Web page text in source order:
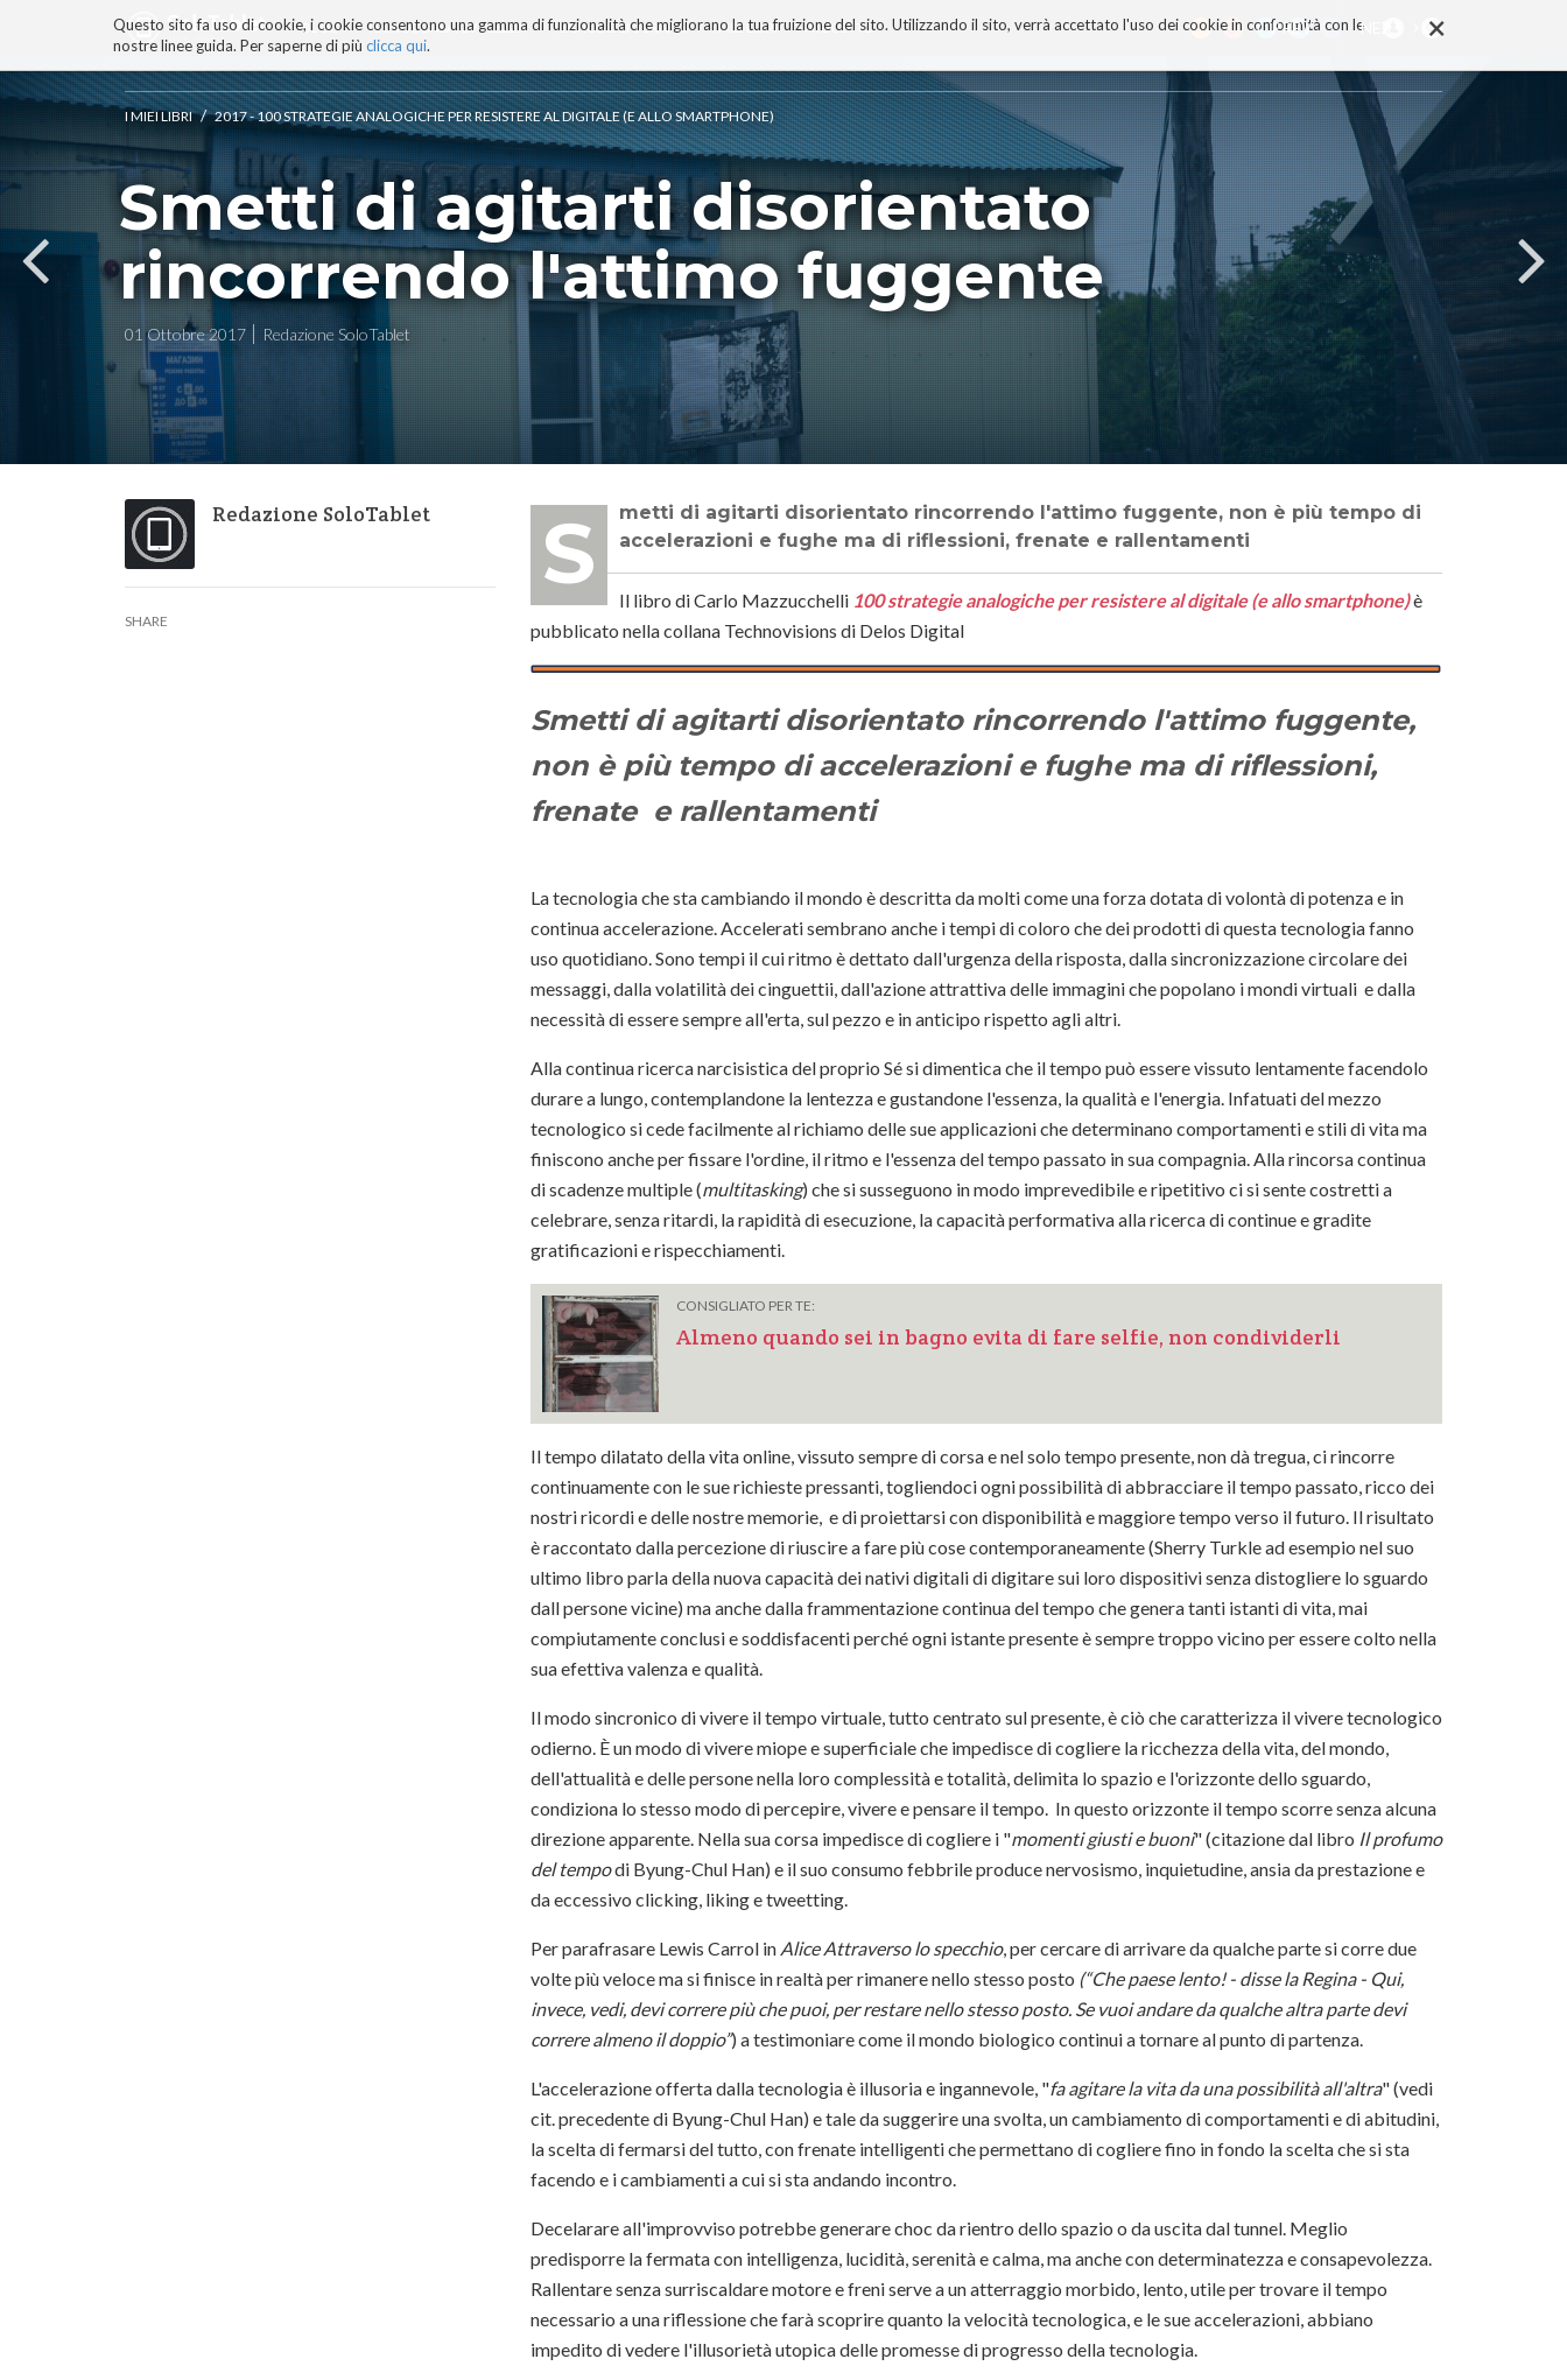
×
Questo sito fa uso di cookie, i cookie consentono una gamma di funzionalità che migliorano la tua fruizione del sito. Utilizzando il sito, verrà accettato l'uso dei cookie in conformità con le
nostre linee guida. Per saperne di più clicca qui.
BLOG TECNOCONSAPEVOLEZZA TECNOBIBLIOGRAFIA I MIEI LIBRI PROGETTO
ai
contenuti.
|
Salta
alla
navigazione
PREV NEXT
I MIEI LIBRI / 2017 - 100 STRATEGIE ANALOGICHE PER RESISTERE AL DIGITALE (E ALLO SMARTPHONE)
Smetti di agitarti disorientato
rincorrendo l'attimo fuggente
01 Ottobre 2017 Redazione SoloTablet
Redazione SoloTablet
SHARE
Smetti di agitarti disorientato rincorrendo l'attimo fuggente, non è più tempo di accelerazioni e fughe ma di riflessioni, frenate e rallentamenti
Il libro di Carlo Mazzucchelli 100 strategie analogiche per resistere al digitale (e allo smartphone)è
pubblicato nella collana Technovisions di Delos Digital
Smetti di agitarti disorientato rincorrendo l'attimo fuggente,
non è più tempo di accelerazioni e fughe ma di riflessioni,
frenate e rallentamenti
La tecnologia che sta cambiando il mondo è descritta da molti come una forza dotata di volontà di potenza e in
continua accelerazione. Accelerati sembrano anche i tempi di coloro che dei prodotti di questa tecnologia fanno
uso quotidiano. Sono tempi il cui ritmo è dettato dall'urgenza della risposta, dalla sincronizzazione circolare dei
messaggi, dalla volatilità dei cinguettii, dall'azione attrattiva delle immagini che popolano i mondi virtuali e dalla
necessità di essere sempre all'erta, sul pezzo e in anticipo rispetto agli altri.
Alla continua ricerca narcisistica del proprio Sé si dimentica che il tempo può essere vissuto lentamente facendolo
durare a lungo, contemplandone la lentezza e gustandone l'essenza, la qualità e l'energia. Infatuati del mezzo
tecnologico si cede facilmente al richiamo delle sue applicazioni che determinano comportamenti e stili di vita ma
finiscono anche per fissare l'ordine, il ritmo e l'essenza del tempo passato in sua compagnia. Alla rincorsa continua
di scadenze multiple (multitasking) che si susseguono in modo imprevedibile e ripetitivo ci si sente costretti a
celebrare, senza ritardi, la rapidità di esecuzione, la capacità performativa alla ricerca di continue e gradite
gratificazioni e rispecchiamenti.
CONSIGLIATO PER TE:
Almeno quando sei in bagno evita di fare selfie, non condividerli
Il tempo dilatato della vita online, vissuto sempre di corsa e nel solo tempo presente, non dà tregua, ci rincorre
continuamente con le sue richieste pressanti, togliendoci ogni possibilità di abbracciare il tempo passato, ricco dei
nostri ricordi e delle nostre memorie, e di proiettarsi con disponibilità e maggiore tempo verso il futuro. Il risultato
è raccontato dalla percezione di riuscire a fare più cose contemporaneamente (Sherry Turkle ad esempio nel suo
ultimo libro parla della nuova capacità dei nativi digitali di digitare sui loro dispositivi senza distogliere lo sguardo
dall persone vicine) ma anche dalla frammentazione continua del tempo che genera tanti istanti di vita, mai
compiutamente conclusi e soddisfacenti perché ogni istante presente è sempre troppo vicino per essere colto nella
sua efettiva valenza e qualità.
Il modo sincronico di vivere il tempo virtuale, tutto centrato sul presente, è ciò che caratterizza il vivere tecnologico
odierno. È un modo di vivere miope e superficiale che impedisce di cogliere la ricchezza della vita, del mondo,
dell'attualità e delle persone nella loro complessità e totalità, delimita lo spazio e l'orizzonte dello sguardo,
condiziona lo stesso modo di percepire, vivere e pensare il tempo. In questo orizzonte il tempo scorre senza alcuna
direzione apparente. Nella sua corsa impedisce di cogliere i "momenti giusti e buoni" (citazione dal libro Il profumo
del tempodi Byung-Chul Han) e il suo consumo febbrile produce nervosismo, inquietudine, ansia da prestazione e
da eccessivo clicking, liking e tweetting.
Per parafrasare Lewis Carrol in Alice Attraverso lo specchio, per cercare di arrivare da qualche parte si corre due
volte più veloce ma si finisce in realtà per rimanere nello stesso posto (“Che paese lento! - disse la Regina - Qui,
invece, vedi, devi correre più che puoi, per restare nello stesso posto. Se vuoi andare da qualche altra parte devi
correre almeno il doppio”) a testimoniare come il mondo biologico continui a tornare al punto di partenza.
L'accelerazione offerta dalla tecnologia è illusoria e ingannevole, "fa agitare la vita da una possibilità all'altra" (vedi
cit. precedente di Byung-Chul Han) e tale da suggerire una svolta, un cambiamento di comportamenti e di abitudini,
la scelta di fermarsi del tutto, con frenate intelligenti che permettano di cogliere fino in fondo la scelta che si sta
facendo e i cambiamenti a cui si sta andando incontro.
Decelarare all'improvviso potrebbe generare choc da rientro dello spazio o da uscita dal tunnel. Meglio
predisporre la fermata con intelligenza, lucidità, serenità e calma, ma anche con determinatezza e consapevolezza.
Rallentare senza surriscaldare motore e freni serve a un atterraggio morbido, lento, utile per trovare il tempo
necessario a una riflessione che farà scoprire quanto la velocità tecnologica, e le sue accelerazioni, abbiano
impedito di vedere l'illusorietà utopica delle promesse di progresso della tecnologia.